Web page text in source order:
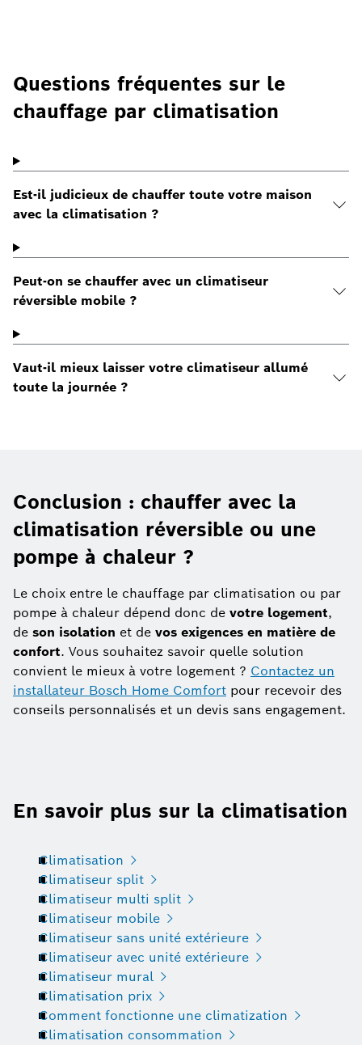
Questions fréquentes sur le
chauffage par climatisation
Est-il judicieux de chauffer toute votre maison
avec la climatisation ?
Peut-on se chauffer avec un climatiseur
réversible mobile ?
Vaut-il mieux laisser votre climatiseur allumé
toute la journée ?
Conclusion : chauffer avec la
climatisation réversible ou une
pompe à chaleur ?
Le choix entre le chauffage par climatisation ou par
pompe à chaleur dépend donc de votre logement,
de son isolation et de vos exigences en matière de
confort. Vous souhaitez savoir quelle solution
convient le mieux à votre logement ? Contactez un
installateur Bosch Home Comfort pour recevoir des
conseils personnalisés et un devis sans engagement.
En savoir plus sur la climatisation
Climatisation
Climatiseur split
Climatiseur multi split
Climatiseur mobile
Climatiseur sans unité extérieure
Climatiseur avec unité extérieure
Climatiseur mural
Climatisation prix
Comment fonctionne une climatization
Climatisation consommation